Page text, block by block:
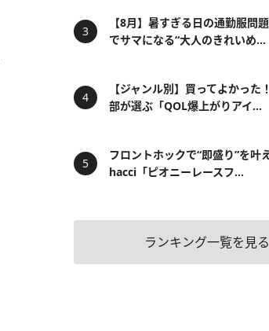
【8月】暑すぎる日の通勤服問
でサマになる“大人のきれいめ...
【ジャンル別】買ってよかっ
部が選ぶ「QOL爆上がりアイ...
フロントホックで“即盛り”を叶
hacci「ピオニーレースフ...
ランキング一覧を見る